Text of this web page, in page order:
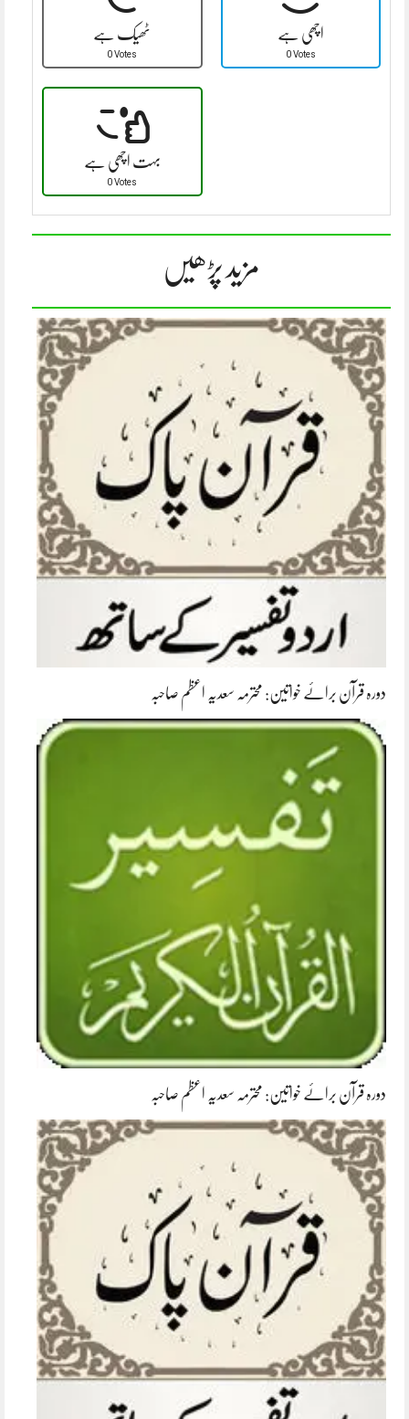
ٹھیک ہے
0 Votes
اچھی ہے
0 Votes
بہت اچھی ہے
0 Votes
مزید پڑھیں
دورہ قرآن برائے خواتین: محترمہ سعدیہ اعظم صاحبہ
دورہ قرآن برائے خواتین: محترمہ سعدیہ اعظم صاحبہ